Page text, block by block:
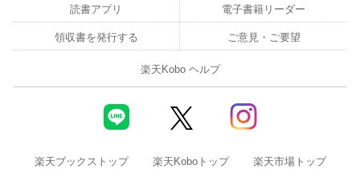
読書アプリ 電子書籍リーダー
領収書を発行する ご意見・ご要望
楽天Kobo ヘルプ
楽天ブックストップ 楽天Koboトップ 楽天市場トップ